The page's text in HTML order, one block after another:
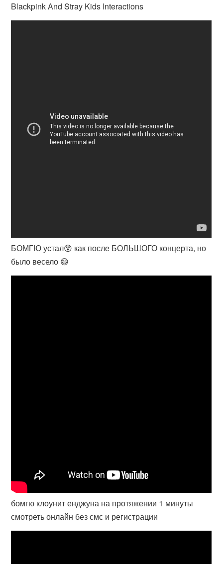
Blackpink And Stray Kids Interactions
БОМГЮ устал😵 как после БОЛЬШОГО концерта, но
было весело 😄
бомгю клоунит енджуна на протяжении 1 минуты
смотреть онлайн без смс и регистрации